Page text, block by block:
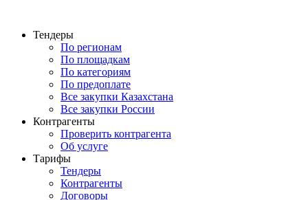
Тендеры
По регионам
По площадкам
По категориям
По предоплате
Все закупки Казахстана
Все закупки России
Контрагенты
Проверить контрагента
Об услуге
Тарифы
Тендеры
Контрагенты
Договоры